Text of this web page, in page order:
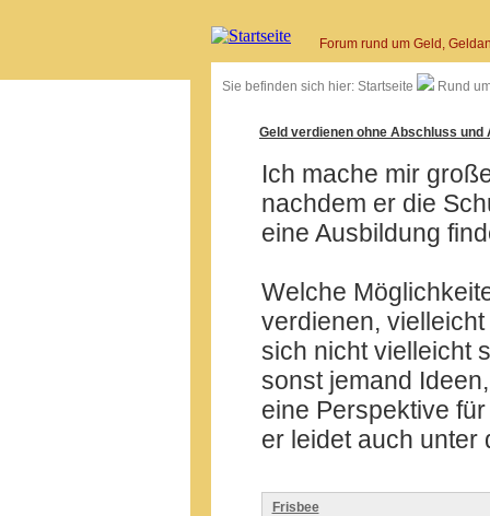
Forum rund um Geld,
Sie befinden sich hier: Startseite Rund
Geld verdienen ohne Abschluss und
Ich mache mir
nachdem er die
eine Ausbildung
Welche
verdienen,
sich nicht vielleicht
sonst jemand
eine Perspektive
er leidet auch unter
Frisbee